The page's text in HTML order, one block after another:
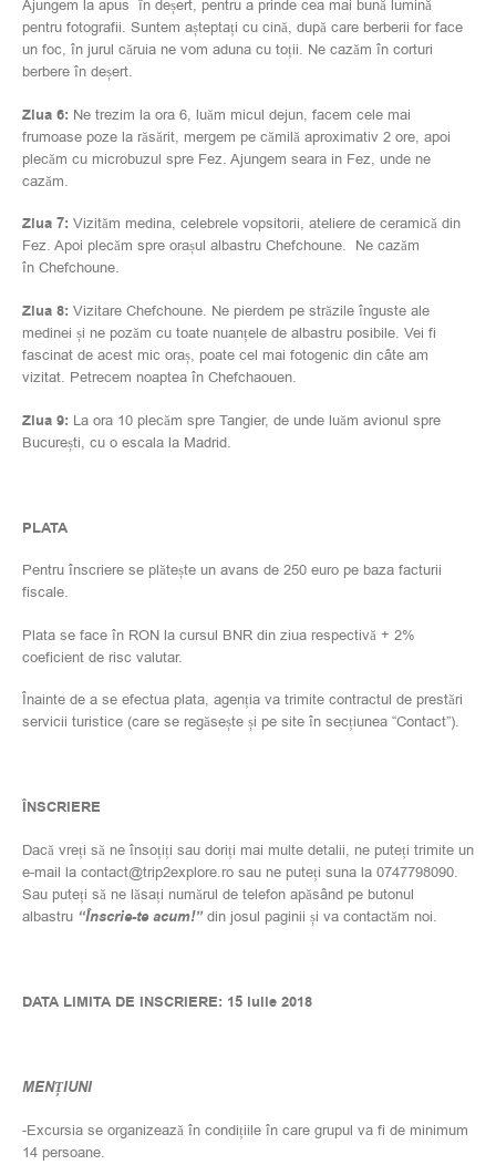
Ajungem la apus în deșert, pentru a prinde cea mai bună lumină
pentru fotografii. Suntem așteptați cu cină, după care berberii for face
un foc, în jurul căruia ne vom aduna cu toții. Ne cazăm în corturi
berbere în deșert.
Ziua 6: Ne trezim la ora 6, luăm micul dejun, facem cele mai
frumoase poze la răsărit, mergem pe cămilă aproximativ 2 ore, apoi
plecăm cu microbuzul spre Fez. Ajungem seara in Fez, unde ne
cazăm.
Ziua 7: Vizităm medina, celebrele vopsitorii, ateliere de ceramică din
Fez. Apoi plecăm spre orașul albastru Chefchoune. Ne cazăm
în Chefchoune.
Ziua 8: Vizitare Chefchoune. Ne pierdem pe străzile înguste ale
medinei și ne pozăm cu toate nuanțele de albastru posibile. Vei fi
fascinat de acest mic oraș, poate cel mai fotogenic din câte am
vizitat. Petrecem noaptea în Chefchaouen.
Ziua 9: La ora 10 plecăm spre Tangier, de unde luăm avionul spre
București, cu o escala la Madrid.
PLATA
Pentru înscriere se plătește un avans de 250 euro pe baza facturii
fiscale.
Plata se face în RON la cursul BNR din ziua respectivă + 2%
coeficient de risc valutar.
Înainte de a se efectua plata, agenția va trimite contractul de prestări
servicii turistice (care se regăsește și pe site în secțiunea “Contact”).
ÎNSCRIERE
Dacă vreți să ne însoțiți sau doriți mai multe detalii, ne puteți trimite un
e-mail la contact@trip2explore.ro sau ne puteți suna la 0747798090.
Sau puteți să ne lăsați numărul de telefon apăsând pe butonul
albastru “Înscrie-te acum!” din josul paginii și va contactăm noi.
DATA LIMITA DE INSCRIERE: 15 iulie 2018
MENȚIUNI
-Excursia se organizează în condițiile în care grupul va fi de minimum
14 persoane.